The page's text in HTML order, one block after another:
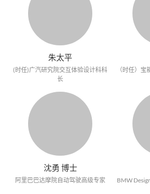
朱太平
(时任)广汽研究院交互体验设计科科
长
（时任）
沈勇 博士
阿里巴巴达摩院自动驾驶高级专家
BMW